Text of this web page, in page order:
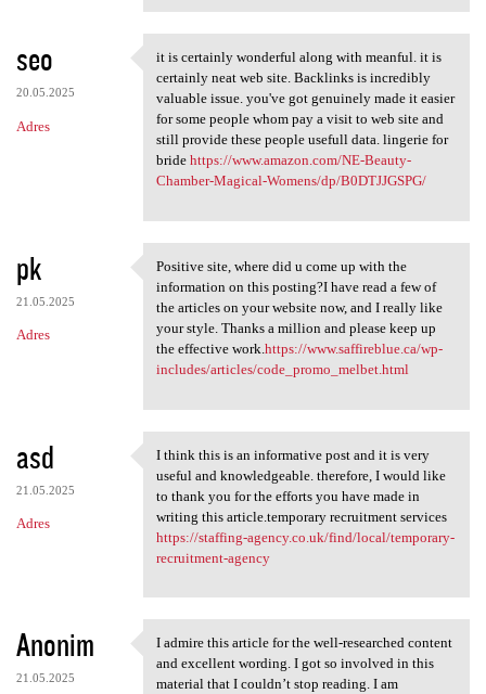
seo
20.05.2025
Adres
it is certainly wonderful
it is certainly wonderful along with meanful. it is
certainly neat web site. Backlinks is incredibly
valuable issue. you've got genuinely made it easier
for some people whom pay a visit to web site and
still provide these people usefull data. lingerie for
bride https://www.amazon.com/NE-Beauty-
Chamber-Magical-Womens/dp/B0DTJJGSPG/
pk
21.05.2025
Adres
Positive site, where did u
Positive site, where did u come up with the
information on this posting?I have read a few of
the articles on your website now, and I really like
your style. Thanks a million and please keep up
the effective work.https://www.saffireblue.ca/wp-
includes/articles/code_promo_melbet.html
asd
21.05.2025
Adres
I think this is an
I think this is an informative post and it is very
useful and knowledgeable. therefore, I would like
to thank you for the efforts you have made in
writing this article.temporary recruitment services
https://staffing-agency.co.uk/find/local/temporary-
recruitment-agency
Anonim
21.05.2025
I admire this article for the
I admire this article for the well-researched content
and excellent wording. I got so involved in this
material that I couldn’t stop reading. I am